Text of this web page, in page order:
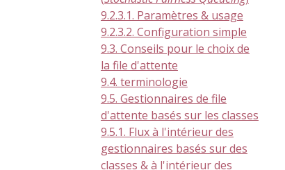
9.2.3.1. Paramètres & usage
9.2.3.2. Configuration simple
9.3. Conseils pour le choix de
la file d'attente
9.4. terminologie
9.5. Gestionnaires de file
d'attente basés sur les classes
9.5.1. Flux à l'intérieur des
gestionnaires basés sur des
classes & à l'intérieur des